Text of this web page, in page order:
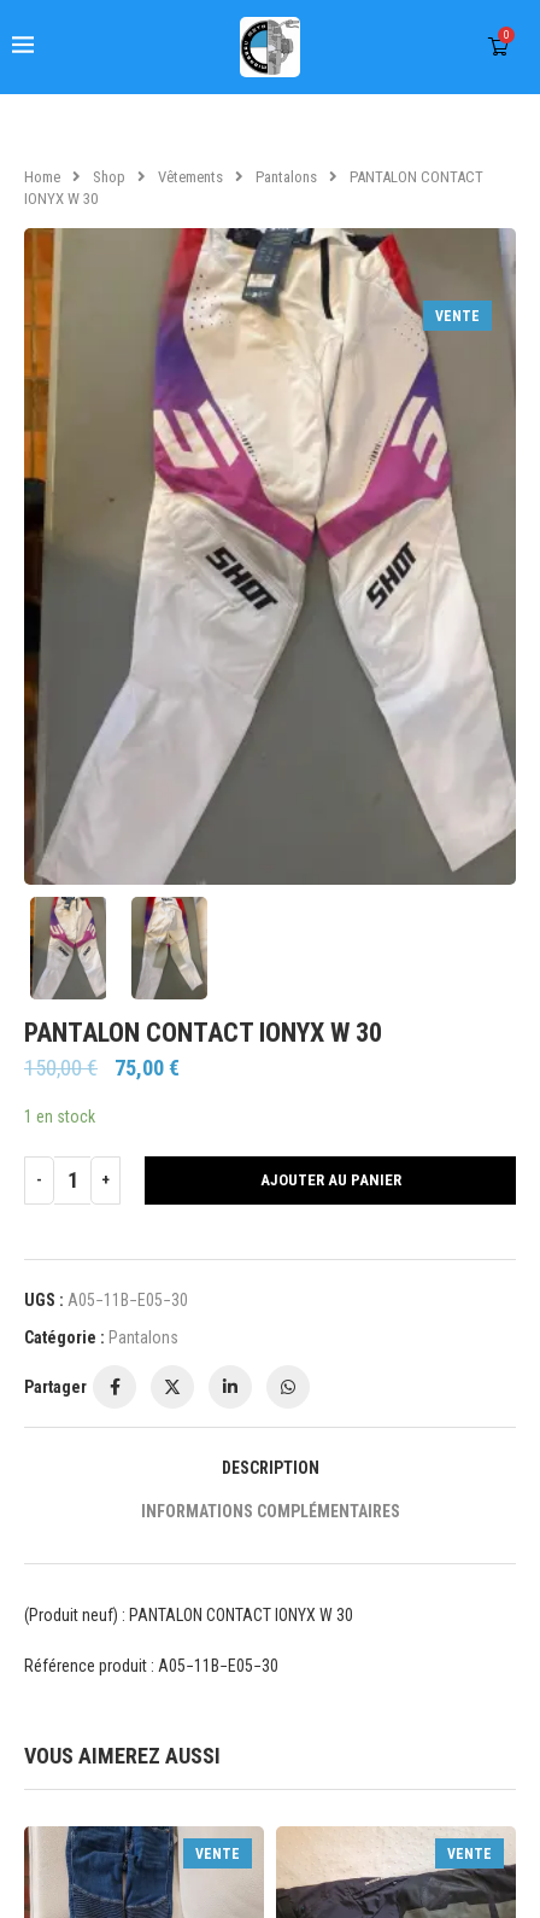
0
Home Shop Vêtements Pantalons
PANTALON CONTACT
IONYX W 30
VENTE
PANTALON CONTACT IONYX W 30
150,00€ 75,00€
1 en stock
AJOUTER AU PANIER
UGS : A05−11B−E05−30
Catégorie : Pantalons
Partager
DESCRIPTION
INFORMATIONS COMPLÉMENTAIRES
(Produit neuf) : PANTALON CONTACT IONYX W 30
Référence produit : A05−11B−E05−30
VOUS AIMEREZ AUSSI
VENTE VENTE